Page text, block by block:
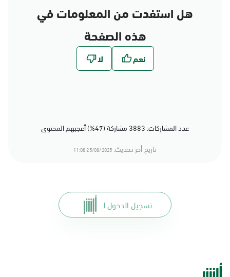
هل استفدت من المعلومات في
هذه الصفحة
عدد المشاركات: 3883 مشاركة (47%) أعجبهم المحتوى
تاريخ أخر تحديث: 25/08/2025 11:08
تسجيل الدخول لـ